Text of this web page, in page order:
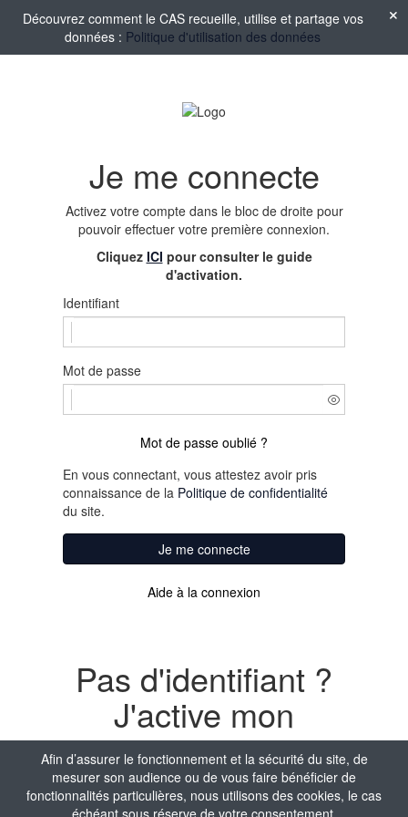
Afin d’assurer le fonctionnement et la sécurité du site, de
mesurer son audience ou de vous faire bénéficier de
fonctionnalités particulières, nous utilisons des cookies, le cas
échéant sous réserve de votre consentement.
Découvrez comment le CAS recueille, utilise et partage vos
données : Politique d'utilisation des données
Je me connecte
Activez votre compte dans le bloc de droite pour
pouvoir effectuer votre première connexion.
Cliquez ICI pour consulter le guide
d'activation.
Identifiant
Mot de passe
Mot de passe oublié ?
En vous connectant, vous attestez avoir pris
connaissance de la Politique de confidentialité
du site.
Je me connecte
Aide à la connexion
Pas d'identifiant ?
J'active mon
compte
Nom